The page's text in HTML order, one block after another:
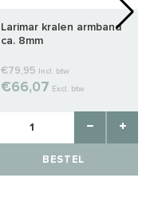
Larimar kralen armband
ca. 8mm
€79,95 Incl. btw
€66,07 Excl. btw
BESTEL